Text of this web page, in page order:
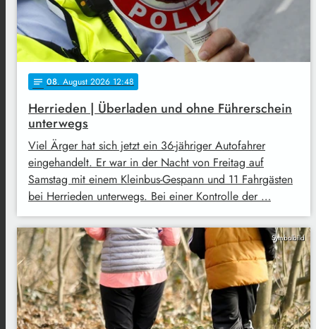
notes 08. August 2026 12:48
Herrieden | Überladen und ohne Führerschein
unterwegs
Viel Ärger hat sich jetzt ein 36-jähriger Autofahrer
eingehandelt. Er war in der Nacht von Freitag auf
Samstag mit einem Kleinbus-Gespann und 11 Fahrgästen
bei Herrieden unterwegs. Bei einer Kontrolle der …
Symbolbild